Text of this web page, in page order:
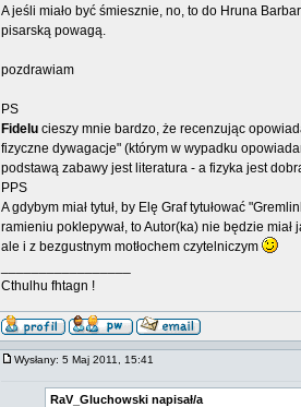
A jeśli miało być śmiesznie, no, to do Hruna
pisarską powagą.
pozdrawiam
PS
Fidelu cieszy mnie bardzo, że recenzując
fizyczne dywagacje" (którym w wypadku
podstawą zabawy jest literatura - a fizyka jest
PPS
A gdybym miał tytuł, by Elę Graf tytułować
ramieniu poklepywał, to Autor(ka) nie będzie
ale i z bezgustnym motłochem czytelniczym
Cthulhu fhtagn !
Wysłany: 5 Maj 2011, 15:41
RaV_Gluchowski napisał/a